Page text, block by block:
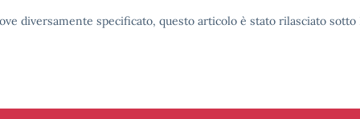
diversamente specificato, questo articolo è stato rilasciato